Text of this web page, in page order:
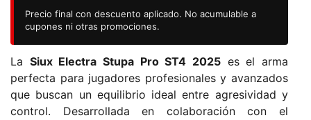
Precio final con descuento aplicado. No acumulable a
cupones ni otras promociones.
La Siux Electra Stupa Pro ST4 2025 es el arma
perfecta para jugadores profesionales y avanzados
que buscan un equilibrio ideal entre agresividad y
control. Desarrollada en colaboración con el